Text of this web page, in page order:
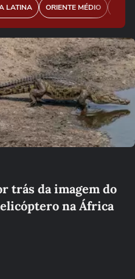
LATINA ORIENTE MÉDIO
o vídeo
trás da imagem do
na África